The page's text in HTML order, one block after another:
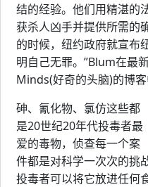
结的经验。他们用精湛的
获杀人凶手并提供所需的
的时候，纽约政府就宣布
明自己无罪。”Blum在最
Minds(好奇的头脑)的博客
砷、氰化物、氯仿这些都
是20世纪20年代投毒者最
爱的毒物，侦查每一个案
件都是对科学一次次的挑
投毒者可以将它放进任何